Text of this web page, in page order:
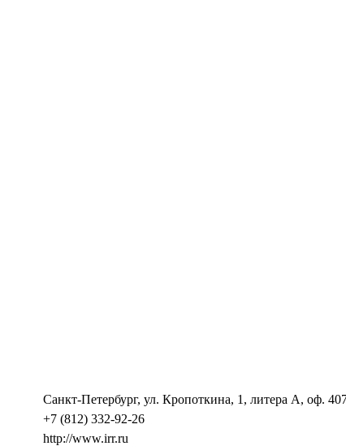
Санкт-Петербург, ул. Кропоткина, 1, литера А, оф.
+7 (812) 332-92-26
http://www.irr.ru